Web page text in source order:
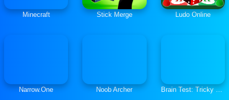
Minecraft Stick Merge Ludo Online
Narrow.One Noob Archer Brain Test: Tricky Puzzles